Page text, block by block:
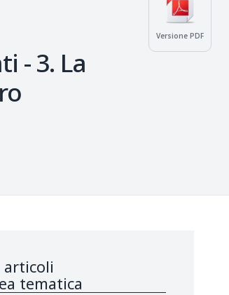
Versione PDF
- 3. La
tematica